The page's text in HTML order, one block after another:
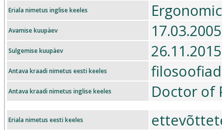
Eriala nimetus inglise keeles
Avamise kuupäev 17.03.2005
Sulgemise kuupäev 26.11.2015
Antava kraadi nimetus eesti keeles
Antava kraadi nimetus inglise keeles Doctor of
Eriala nimetus eesti keeles